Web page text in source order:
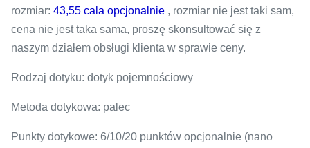
rozmiar: 43,55 cala opcjonalnie , rozmiar nie jest taki sam,
cena nie jest taka sama, proszę skonsultować się z
naszym działem obsługi klienta w sprawie ceny.
Rodzaj dotyku: dotyk pojemnościowy
Metoda dotykowa: palec
Punkty dotykowe: 6/10/20 punktów opcjonalnie (nano